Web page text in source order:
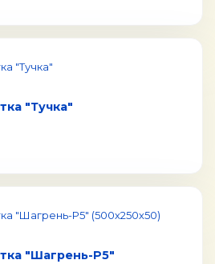
"Тучка"
"Шагрень-Р5"